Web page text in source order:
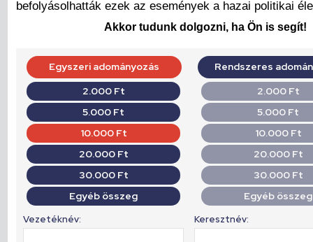
befolyásolhatták ezek az események a hazai politikai
Akkor tudunk dolgozni, ha Ön is segít!